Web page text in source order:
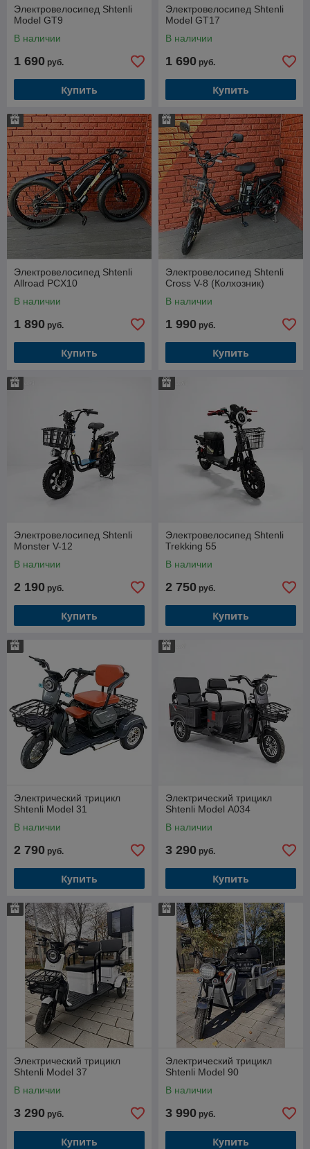
Электровелосипед Shtenli
Model GT9
В наличии
1 690 руб.
Купить
Электровелосипед Shtenli
Model GT17
В наличии
1 690 руб.
Купить
Электровелосипед Shtenli
Allroad PCX10
В наличии
1 890 руб.
Купить
Электровелосипед Shtenli
Cross V-8 (Колхозник)
В наличии
1 990 руб.
Купить
Электровелосипед Shtenli
Monster V-12
В наличии
2 190 руб.
Купить
Электровелосипед Shtenli
Trekking 55
В наличии
2 750 руб.
Купить
Электрический трицикл
Shtenli Model 31
В наличии
2 790 руб.
Купить
Электрический трицикл
Shtenli Model А034
В наличии
3 290 руб.
Купить
Электрический трицикл
Shtenli Model 37
В наличии
3 290 руб.
Купить
Электрический трицикл
Shtenli Model 90
В наличии
3 990 руб.
Купить